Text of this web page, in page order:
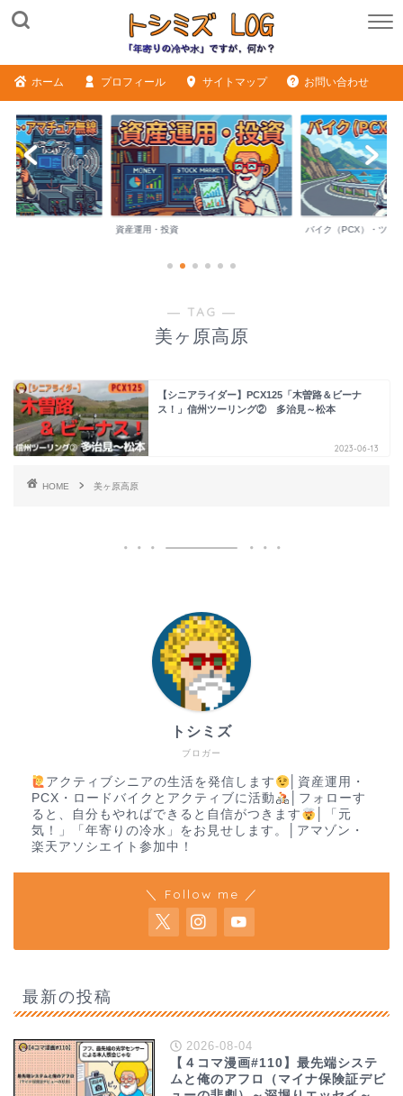
ホーム プロフィール サイトマップ お問い合わせ
資産運用・投資 バイク（PCX）・ツー
― TAG ―
美ヶ原高原
【シニアライダー】PCX125「木曽路＆ビーナ
ス！」信州ツーリング② 多治見～松本
2023-06-13
HOME 美ヶ原高原
ブロガー
トシミズ
アクティブシニアの生活を発信します
│資産運用・
PCX・ロードバイクとアクティブに活動
│フォローす
ると、自分もやればできると自信がつきます
│「元
気！」「年寄りの冷水」をお見せします。│アマゾン・
楽天アソシエイト参加中！
＼ Follow me ／
最新の投稿
2026-08-04
【４コマ漫画#110】最先端システ
ムと俺のアフロ（マイナ保険証デビ